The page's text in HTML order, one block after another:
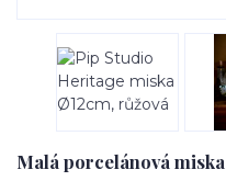
Malá porcelánová miska